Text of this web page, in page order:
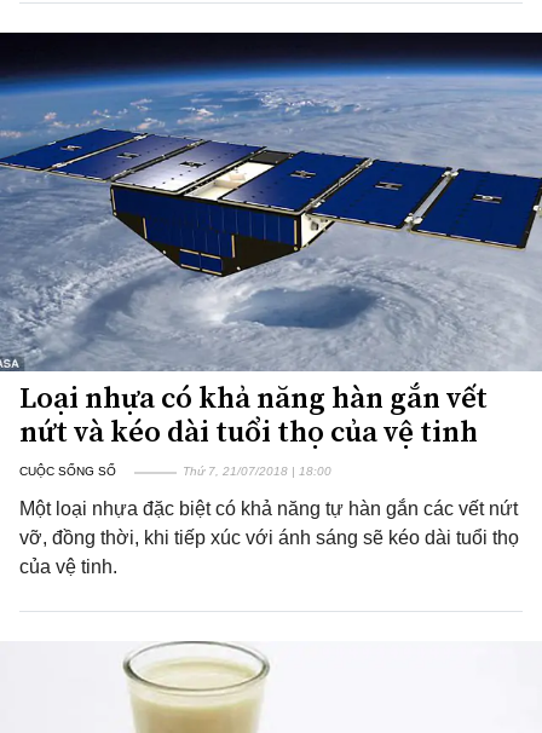
Loại nhựa có khả năng hàn gắn vết
nứt và kéo dài tuổi thọ của vệ tinh
CUỘC SỐNG SỐ Thứ 7, 21/07/2018 | 18:00
Một loại nhựa đặc biệt có khả năng tự hàn gắn các vết nứt
vỡ, đồng thời, khi tiếp xúc với ánh sáng sẽ kéo dài tuổi thọ
của vệ tinh.